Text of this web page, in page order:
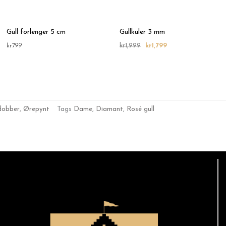
Gull forlenger 5 cm
kr799
Gullkuler 3 mm
kr1,999 kr1,799
, Ørepynt Tags Dame, Diamant, Rosé gull